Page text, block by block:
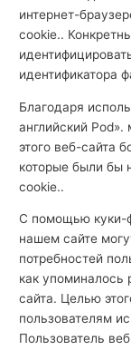
интернет-
cookie..
идентификатора
Благодаря
английский
этого веб-сайта
которые были бы
cookie..
С помощью куки-
нашем сайте
потребностей
как упоминалось
сайта. Целью
пользователям
Пользователь